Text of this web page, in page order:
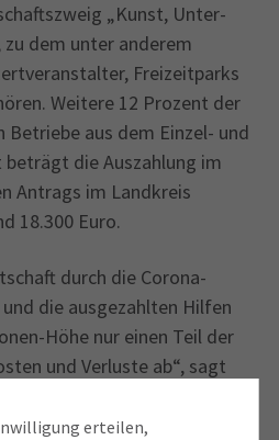
erteilen,
„Kunst, Unter­
dem unter anderem
Freizeitparks
Weitere 12 Prozent der
aus dem Einzel- und
die Auszah­lung im
Antrags im Landkreis
18.300 Euro.
durch die Corona-
die ausgezahlten Hilfen
Höhe nur einen Teil der
und Verluste ab“, sagt
am Lech. „Während